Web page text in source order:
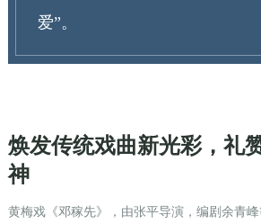
爱”。
焕发传统戏曲新光彩，礼
神
黄梅戏《邓稼先》，由张平导演，编剧余青峰